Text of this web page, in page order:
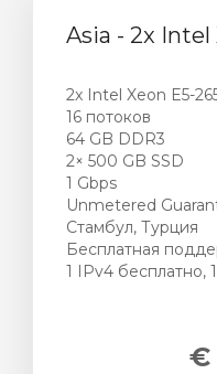
Asia - 2x Intel
2x Intel Xeon E5-
16 потоков
64 GB DDR3
2× 500 GB SSD
1 Gbps
Unmetered
Стамбул, Турция
Бесплатная
1 IPv4 бесплатно,
€